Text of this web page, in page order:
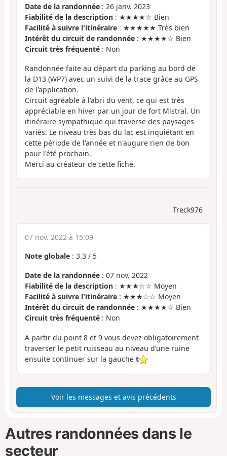
Date de la randonnée : 26 janv. 2023
Fiabilité de la description : ★★★★☆ Bien
Facilité à suivre l'itinéraire : ★★★★★ Très bien
Intérêt du circuit de randonnée : ★★★★☆ Bien
Circuit très fréquenté : Non
Randonnée faite au départ du parking au bord de
la D13 (WP7) avec un suivi de la trace grâce au GPS
de l'application.
Circuit agréable à l'abri du vent, ce qui est très
appréciable en hiver par un jour de fort Mistral. Un
itinéraire sympathique qui traverse des paysages
variés. Le niveau très bas du lac est inquiétant en
cette période de l'année et n'augure rien de bon
pour l'été prochain.
Merci au créateur de cette fiche.
Treck976
07 nov. 2022 à 15:09
Note globale : 3.3 / 5
Date de la randonnée : 07 nov. 2022
Fiabilité de la description : ★★★☆☆ Moyen
Facilité à suivre l'itinéraire : ★★★☆☆ Moyen
Intérêt du circuit de randonnée : ★★★★☆ Bien
Circuit très fréquenté : Non
A partir du point 8 et 9 vous devez obligatoirement
traverser le petit ruisseau au niveau d’une ruine
ensuite continuer sur la gauche t
Voir les messages et avis précédents
Autres randonnées dans le
secteur